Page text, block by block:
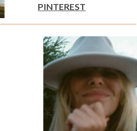
PINTEREST